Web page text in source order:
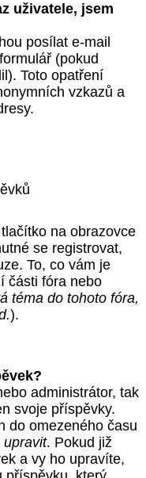
uživatele, jsem
posílat e-mail
(pokud
Toto opatření
vzkazů a
na obrazovce
se registrovat,
To, co vám je
části fóra nebo
téma do tohoto fóra,
).
administrátor, tak
svoje příspěvky.
do omezeného času
upravit. Pokud již
a vy ho upravíte,